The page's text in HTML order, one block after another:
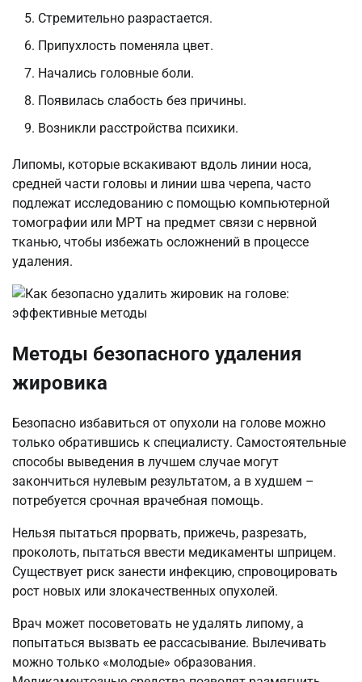
Стремительно разрастается.
Припухлость поменяла цвет.
Начались головные боли.
Появилась слабость без причины.
Возникли расстройства психики.
Липомы, которые вскакивают вдоль линии носа,
средней части головы и линии шва черепа, часто
подлежат исследованию с помощью компьютерной
томографии или МРТ на предмет связи с нервной
тканью, чтобы избежать осложнений в процессе
удаления.
Методы безопасного удаления
жировика
Безопасно избавиться от опухоли на голове можно
только обратившись к специалисту. Самостоятельные
способы выведения в лучшем случае могут
закончиться нулевым результатом, а в худшем –
потребуется срочная врачебная помощь.
Нельзя пытаться прорвать, прижечь, разрезать,
проколоть, пытаться ввести медикаменты шприцем.
Существует риск занести инфекцию, спровоцировать
рост новых или злокачественных опухолей.
Врач может посоветовать не удалять липому, а
попытаться вызвать ее рассасывание. Вылечивать
можно только «молодые» образования.